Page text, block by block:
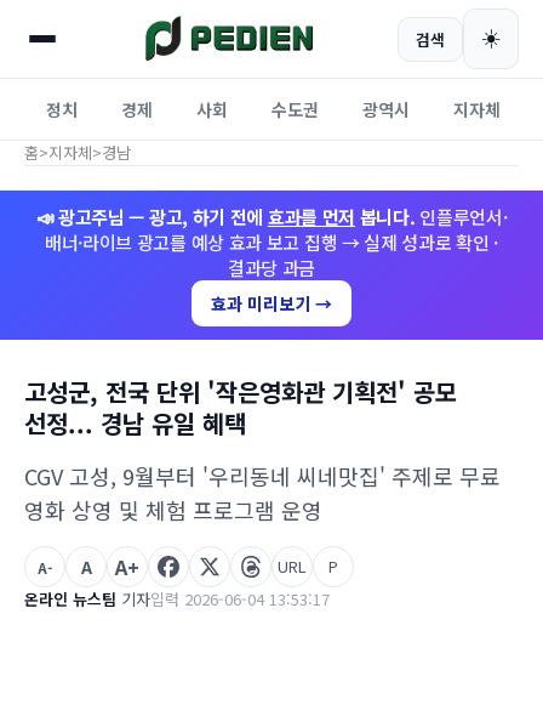
검색 ☀️
정치 경제 사회 수도권 광역시 지자체
홈>지자체>경남
📣 광고주님 — 광고, 하기 전에 효과를 먼저 봅니다. 인플루언서·
배너·라이브 광고를 예상 효과 보고 집행 → 실제 성과로 확인 ·
결과당 과금
효과 미리보기 →
고성군, 전국 단위 '작은영화관 기획전' 공모
선정... 경남 유일 혜택
CGV 고성, 9월부터 '우리동네 씨네맛집' 주제로 무료
영화 상영 및 체험 프로그램 운영
온라인 뉴스팀 기자입력 2026-06-04 13:53:17
A- A A+ URL P